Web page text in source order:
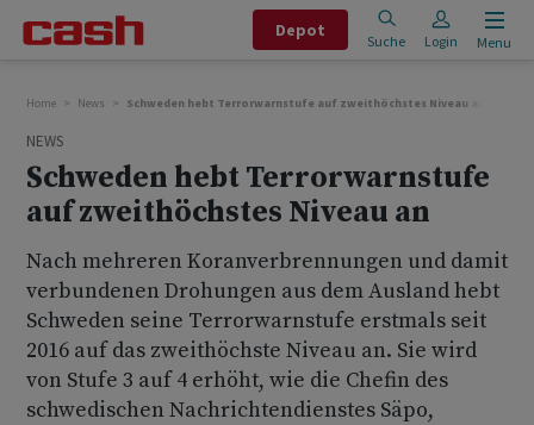
Depot
Suche Login Menu
Home News Schweden hebt Terrorwarnstufe auf zweithöchstes Niveau an
NEWS
Schweden hebt Terrorwarnstufe
auf zweithöchstes Niveau an
Nach mehreren Koranverbrennungen und damit
verbundenen Drohungen aus dem Ausland hebt
Schweden seine Terrorwarnstufe erstmals seit
2016 auf das zweithöchste Niveau an. Sie wird
von Stufe 3 auf 4 erhöht, wie die Chefin des
schwedischen Nachrichtendienstes Säpo,